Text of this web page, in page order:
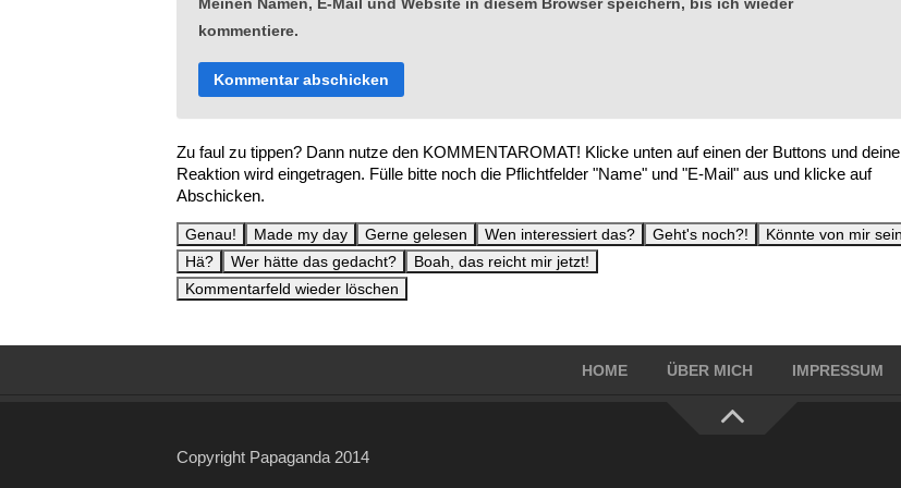
Meinen Namen, E-Mail und Website in diesem Browser speichern, bis ich wieder
kommentiere.
Zu faul zu tippen? Dann nutze den KOMMENTAROMAT! Klicke unten auf einen der Buttons und deine
Reaktion wird eingetragen. Fülle bitte noch die Pflichtfelder "Name" und "E-Mail" aus und klicke auf
Abschicken.
HOME ÜBER MICH IMPRESSUM
Copyright Papaganda 2014